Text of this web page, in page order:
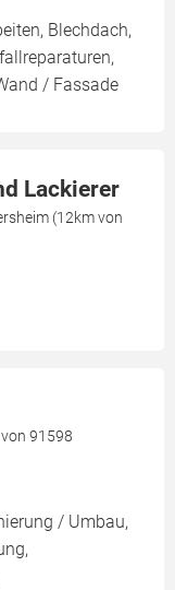
Blechdach,
/ Fassade
Lackierer
(12km von
91598
/ Umbau,